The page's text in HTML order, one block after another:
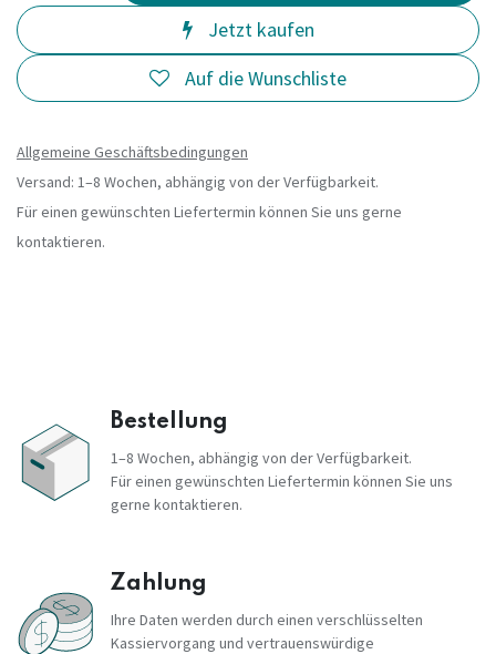
Jetzt kaufen
Auf die Wunschliste
Allgemeine Geschäftsbedingungen
Versand: 1–8 Wochen, abhängig von der Verfügbarkeit.
Für einen gewünschten Liefertermin können Sie uns gerne
kontaktieren.
Bestellung
1–8 Wochen, abhängig von der Verfügbarkeit.
Für einen gewünschten Liefertermin können Sie uns
gerne kontaktieren.
Zahlung
Ihre Daten werden durch einen verschlüsselten
Kassiervorgang und vertrauenswürdige